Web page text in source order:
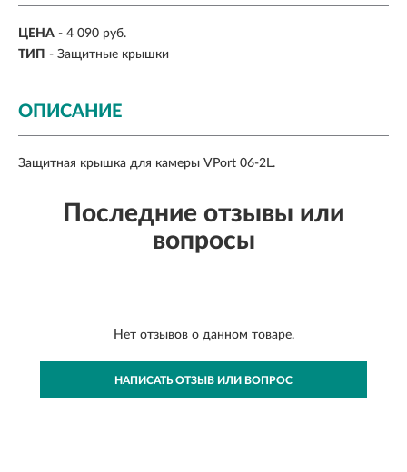
ЦЕНА - 4 090 руб.
ТИП - Защитные крышки
ОПИСАНИЕ
Защитная крышка для камеры VPort 06-2L.
Последние отзывы или
вопросы
Нет отзывов о данном товаре.
НАПИСАТЬ ОТЗЫВ ИЛИ ВОПРОС